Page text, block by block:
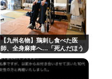
【九州名物】鶏刺し食べた医
師、全身麻痺へ…「死んだほう